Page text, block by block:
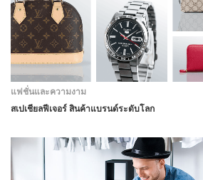
แฟชั่นและความงาม
สเปเชียลฟีเจอร์ สินค้าแบรนด์ระดับโลก